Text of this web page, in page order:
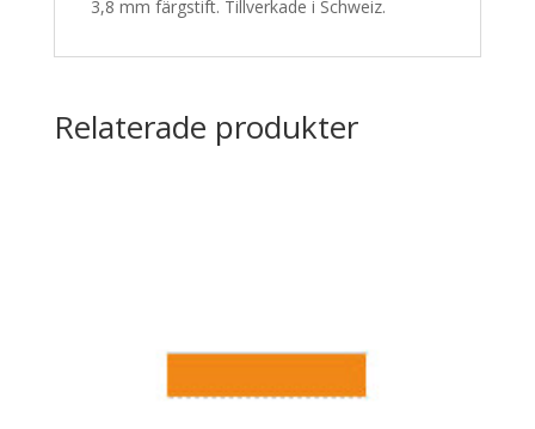
3,8 mm färgstift. Tillverkade i Schweiz.
Relaterade produkter